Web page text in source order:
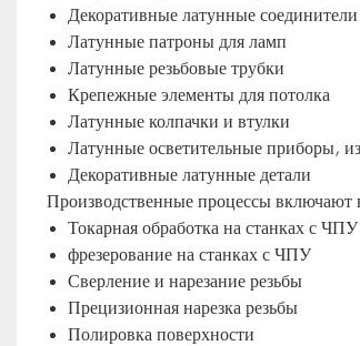
Декоративные латунные соединители
Латунные патроны для ламп
Латунные резьбовые трубки
Крепежные элементы для потолка
Латунные колпачки и втулки
Латунные осветительные приборы,
Декоративные латунные детали
Производственные процессы включают
Токарная обработка на станках с ЧПУ
фрезерование на станках с ЧПУ
Сверление и нарезание резьбы
Прецизионная нарезка резьбы
Полировка поверхности